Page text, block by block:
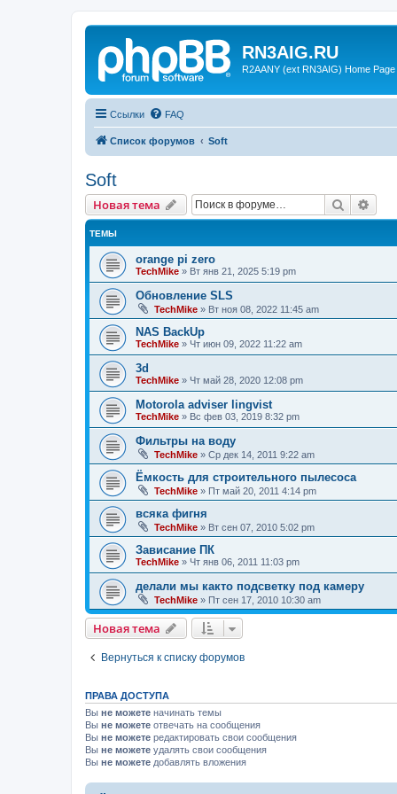
RN3AIG.RU
R2AANY (ext RN3AIG) Home Page
Ссылки FAQ
Список форумов Soft
Soft
Новая тема Поиск
ТЕМЫ
orange pi zero
TechMike » Вт янв 21, 2025 5:19 pm
Обновление SLS
TechMike » Вт ноя 08, 2022 11:45 am
NAS BackUp
TechMike » Чт июн 09, 2022 11:22 am
3d
TechMike » Чт май 28, 2020 12:08 pm
Motorola adviser lingvist
TechMike » Вс фев 03, 2019 8:32 pm
Фильтры на воду
TechMike » Ср дек 14, 2011 9:22 am
Ёмкость для строительного пылесоса
TechMike » Пт май 20, 2011 4:14 pm
всяка фигня
TechMike » Вт сен 07, 2010 5:02 pm
Зависание ПК
TechMike » Чт янв 06, 2011 11:03 pm
делали мы както подсветку под камеру
TechMike » Пт сен 17, 2010 10:30 am
Новая тема
Вернуться к списку форумов
ПРАВА ДОСТУПА
Вы не можете начинать темы
Вы не можете отвечать на сообщения
Вы не можете редактировать свои сообщения
Вы не можете удалять свои сообщения
Вы не можете добавлять вложения